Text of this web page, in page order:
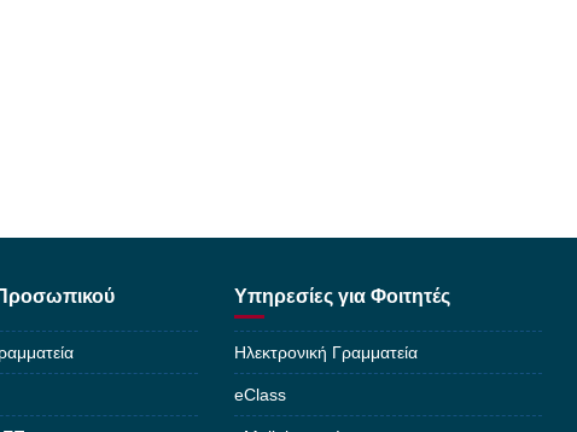
Υπηρεσίες για Φοιτητές
Ηλεκτρονική Γραμματεία
eClass